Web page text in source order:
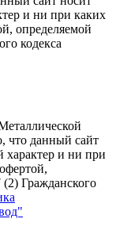
и ни при каких
определяемой
кодекса
что данный сайт
и ни при
Гражданского